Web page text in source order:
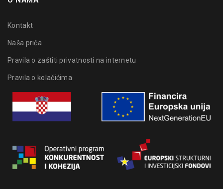
Kontakt
Naša priča
Pravila o zaštiti privatnosti na internetu
Pravila o kolačićima